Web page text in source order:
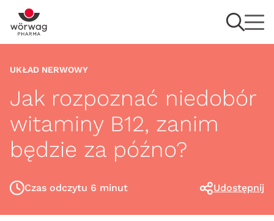
UKŁAD NERWOWY
Jak rozpoznać niedobór
witaminy B12, zanim
będzie za późno?
Czas odczytu 6 minut Udostępnij